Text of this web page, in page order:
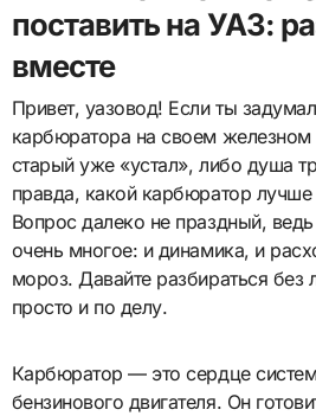
поставить на УАЗ:
вместе
Привет, уазовод! Если ты задумался о замене
карбюратора на своем железном
старый уже «устал», либо душа
правда, какой карбюратор лучше
Вопрос далеко не праздный, ведь
очень многое: и динамика, и
мороз. Давайте разбираться
просто и по делу.
Карбюратор — это сердце
бензинового двигателя. Он